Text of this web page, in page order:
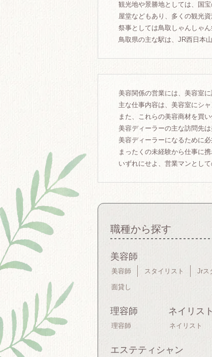
観光地や景勝地としては、国
屋堂などもあり、多くの観光
祭事としては鳥取しゃんしゃ
鳥取県の主な駅は、JR西日本
美容関係の営業には、美容室
主な仕事内容は、美容室にシ
また、これらの美容商材を買
美容ディーラーの主な訪問先
美容ディーラーになるために
まったくの未経験から仕事に
いずれにせよ、営業マンとし
職種から探す
美容師
美容師 スタイリスト Jrス
面貸し
理容師
理容師
ネイリスト
ネイリスト
エステティシャン